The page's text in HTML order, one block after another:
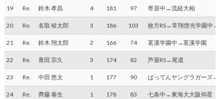
19 Re. 鈴木 孝昌 4 181 97 寄居中→流経大柏
20 Re. 名取 稜太郎 3 186 103 枚方RS→常翔啓光学園中→
21 Re. 鈴木 翔太郎 2 166 74 茗溪学園中→茗溪学園
22 Re. 青田 宗久 3 174 82 芦屋RS→尾道
23 Re. 中田 悠太 1 177 90 ばってんヤングラガーズ
24 Re. 齊藤 泰生 1 178 83 七条中→東海大大阪仰星